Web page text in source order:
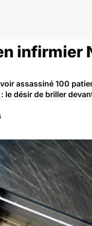
infirmier
assassiné 100
désir de briller